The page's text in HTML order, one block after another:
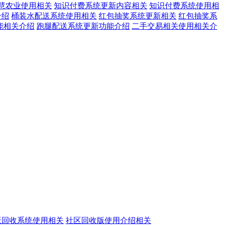
农业使用相关 知识付费系统更新内容相关 知识付费系统使用相
桶装水配送系统使用相关 红包抽奖系统更新相关 红包抽奖系
相关介绍 跑腿配送系统更新功能介绍 二手交易相关使用相关介
收系统使用相关 社区回收版使用介绍相关